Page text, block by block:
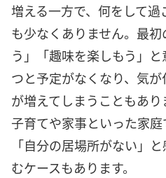
増える一方で、何をして
も少なくありません。最
う」「趣味を楽しもう」
つと予定がなくなり、気
が増えてしまうこともあり
子育てや家事といった家
「自分の居場所がない」
むケースもあります。